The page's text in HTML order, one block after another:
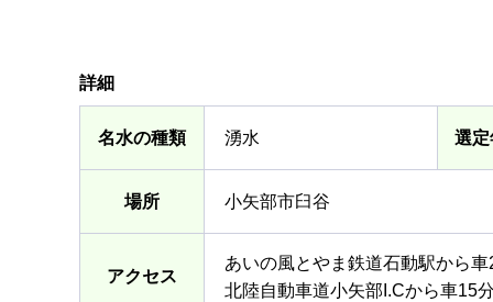
詳細
名水の種類 湧水 選
場所 小矢部市臼谷
アクセス
あいの風とやま鉄道石動駅から車
北陸自動車道小矢部I.Cから車15